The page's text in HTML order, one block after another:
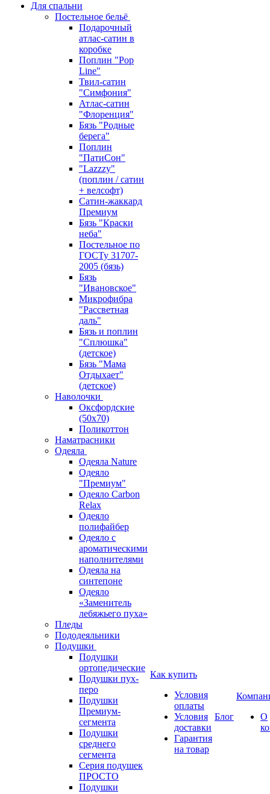
Для спальни
Постельное бельё
Подарочный
атлас-сатин в
коробке
Поплин "Pop
Line"
Твил-сатин
"Симфония"
Атлас-сатин
"Флоренция"
Бязь "Родные
берега"
Поплин
"ПатиСон"
"Lazzzy"
(поплин / сатин
+ велсофт)
Сатин-жаккард
Премиум
Бязь "Краски
неба"
Постельное по
ГОСТу 31707-
2005 (бязь)
Бязь
"Ивановское"
Микрофибра
"Рассветная
даль"
Бязь и поплин
"Сплюшка"
(детское)
Бязь "Мама
Отдыхает"
(детское)
Наволочки
Оксфордские
(50х70)
Поликоттон
Наматрасники
Одеяла
Одеяла Nature
Одеяло
"Премиум"
Одеяло Carbon
Relax
Одеяло
полифайбер
Одеяло с
ароматическими
наполнителями
Одеяла на
синтепоне
Одеяло
«Заменитель
лебяжьего пуха»
Пледы
Пододеяльники
Подушки
Подушки
ортопедические
Подушки пух-
перо
Подушки
Премиум-
сегмента
Подушки
среднего
сегмента
Серия подушек
ПРОСТО
Подушки
Как купить
Условия
оплаты
Условия
доставки
Гарантия
на товар
Блог
О